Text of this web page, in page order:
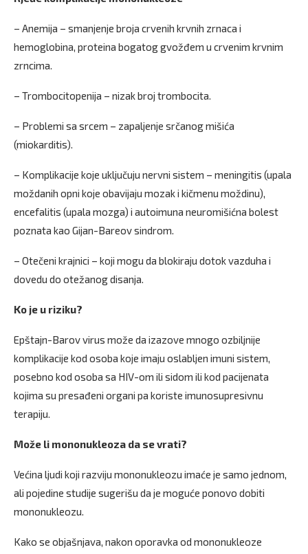
– Anemija – smanjenje broja crvenih krvnih zrnaca i
hemoglobina, proteina bogatog gvožđem u crvenim krvnim
zrncima.
– Trombocitopenija – nizak broj trombocita.
– Problemi sa srcem – zapaljenje srčanog mišića
(miokarditis).
– Komplikacije koje uključuju nervni sistem – meningitis (upala
moždanih opni koje obavijaju mozak i kičmenu moždinu),
encefalitis (upala mozga) i autoimuna neuromišićna bolest
poznata kao Gijan-Bareov sindrom.
– Otečeni krajnici – koji mogu da blokiraju dotok vazduha i
dovedu do otežanog disanja.
Ko je u riziku?
Epštajn-Barov virus može da izazove mnogo ozbiljnije
komplikacije kod osoba koje imaju oslabljen imuni sistem,
posebno kod osoba sa HIV-om ili sidom ili kod pacijenata
kojima su presađeni organi pa koriste imunosupresivnu
terapiju.
Može li mononukleoza da se vrati?
Većina ljudi koji razviju mononukleozu imaće je samo jednom,
ali pojedine studije sugerišu da je moguće ponovo dobiti
mononukleozu.
Kako se objašnjava, nakon oporavka od mononukleoze